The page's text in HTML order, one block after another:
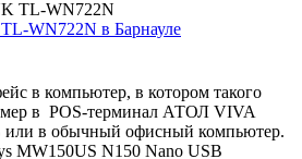
WN722N в Барнауле
в компьютер, в котором такого
в POS-терминал АТОЛ VIVA
или в обычный офисный компьютер.